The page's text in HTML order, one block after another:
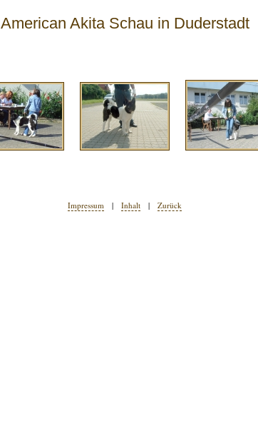
American Akita Schau in Duderstadt
Impressum | Inhalt | Zurück